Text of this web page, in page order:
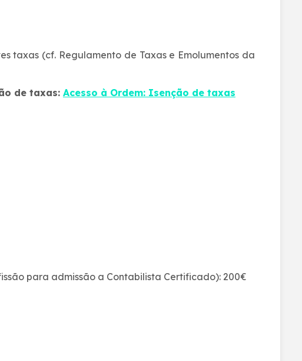
taxas (cf. Regulamento de Taxas e Emolumentos da
de taxas: Acesso à Ordem: Isenção de taxas
para admissão a Contabilista Certificado): 200€